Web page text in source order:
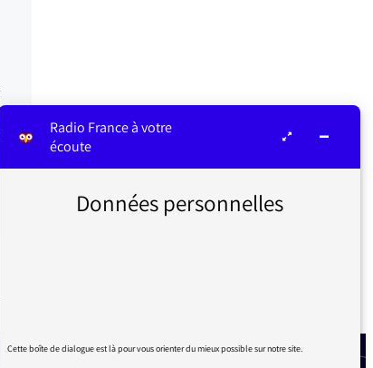
Radio France à votre
écoute
Données personnelles
Cette boîte de dialogue est là pour vous orienter du mieux possible sur notre site.